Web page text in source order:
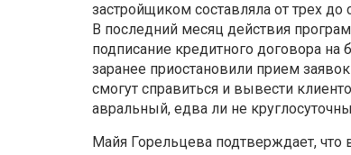
застройщиком составляла от трех
В последний месяц действия
подписание кредитного договора
заранее приостановили прием
смогут справиться и вывести
авральный, едва ли не
Майя Горельцева подтверждает,